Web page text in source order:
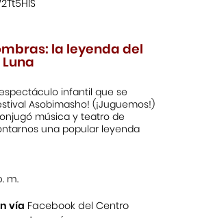
la leyenda del
infantil que se
Asobimasho! (¡Juguemos!)
música y teatro de
una popular leyenda
m.
vía Facebook del Centro